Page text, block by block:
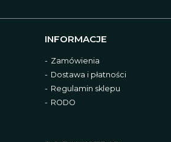
INFORMACJE
Zamówienia
Dostawa i płatności
Regulamin sklepu
RODO